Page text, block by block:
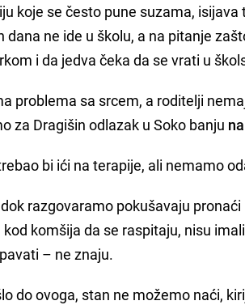
koje se često pune suzama,
dana ne ide u školu, a na pitanje
i da jedva čeka da se vrati u
problema sa srcem, a roditelji
za Dragišin odlazak u Soko banju
bi ići na terapije, ali nemamo
razgovaramo pokušavaju
komšija da se raspitaju, nisu
– ne znaju.
do ovoga, stan ne možemo naći,